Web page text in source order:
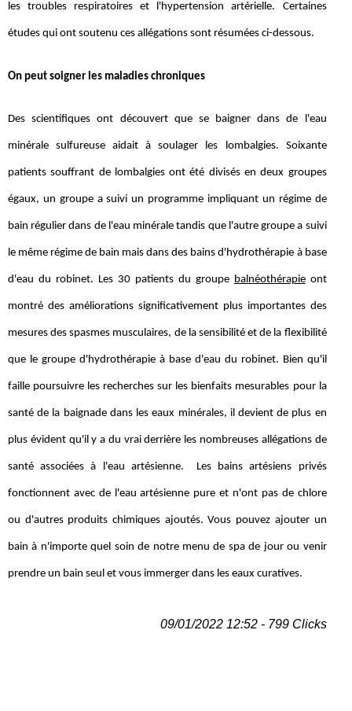
les troubles respiratoires et l'hypertension artérielle. Certaines
études qui ont soutenu ces allégations sont résumées ci-dessous.
On peut soigner les maladies chroniques
Des scientifiques ont découvert que se baigner dans de l'eau
minérale sulfureuse aidait à soulager les lombalgies. Soixante
patients souffrant de lombalgies ont été divisés en deux groupes
égaux, un groupe a suivi un programme impliquant un régime de
bain régulier dans de l'eau minérale tandis que l'autre groupe a suivi
le même régime de bain mais dans des bains d'hydrothérapie à base
d'eau du robinet. Les 30 patients du groupe balnéothérapieont
montré des améliorations significativement plus importantes des
mesures des spasmes musculaires, de la sensibilité et de la flexibilité
que le groupe d'hydrothérapie à base d'eau du robinet. Bien qu'il
faille poursuivre les recherches sur les bienfaits mesurables pour la
santé de la baignade dans les eaux minérales, il devient de plus en
plus évident qu'il y a du vrai derrière les nombreuses allégations de
santé associées à l'eau artésienne. Les bains artésiens privés
fonctionnent avec de l'eau artésienne pure et n'ont pas de chlore
ou d'autres produits chimiques ajoutés. Vous pouvez ajouter un
bain à n'importe quel soin de notre menu de spa de jour ou venir
prendre un bain seul et vous immerger dans les eaux curatives.
09/01/2022 12:52 - 799 Clicks